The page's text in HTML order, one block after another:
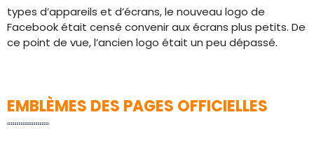
types d’appareils et d’écrans, le nouveau logo de
Facebook était censé convenir aux écrans plus petits. De
ce point de vue, l’ancien logo était un peu dépassé.
EMBLÈMES DES PAGES OFFICIELLES